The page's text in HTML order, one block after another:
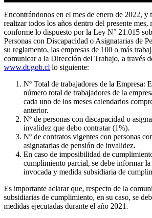
Encontrándonos en el mes de enero de 2022, y
realizar todos los años dentro del presente mes,
conforme lo dispuesto por la Ley N° 21.015
Personas con Discapacidad o Asignatarias de
su reglamento, las empresas de 100 o más
comunicar a la Dirección del Trabajo, a través
www.dt.gob.cl lo siguiente:
Nº Total de trabajadores de la Empresa:
número total de trabajadores de la
cada uno de los meses calendarios
anterior.
Nº de personas con discapacidad o
invalidez que debo contratar (1%).
Nº de contratos vigentes con personas
asignatarias de pensión de invalidez.
En caso de imposibilidad de
cumplimiento parcial, se debe informar
invocada y medida subsidiaria de
Es importante aclarar que, respecto de la
subsidiarias de cumplimiento, en su caso, se
medidas ejecutadas durante el año 2021.